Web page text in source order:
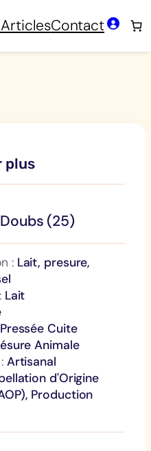
Contact
plus
(25)
: Lait, presure,
Lait
Cuite
Animale
Artisanal
d'Origine
Production